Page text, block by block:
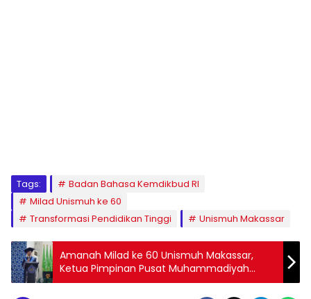
Tags:
Badan Bahasa Kemdikbud RI
Milad Unismuh ke 60
Transformasi Pendidikan Tinggi
Unismuh Makassar
Amanah Milad ke 60 Unismuh Makassar,
Ketua Pimpinan Pusat Muhammadiyah
Singgung Pentingnya Kesalehan Digital